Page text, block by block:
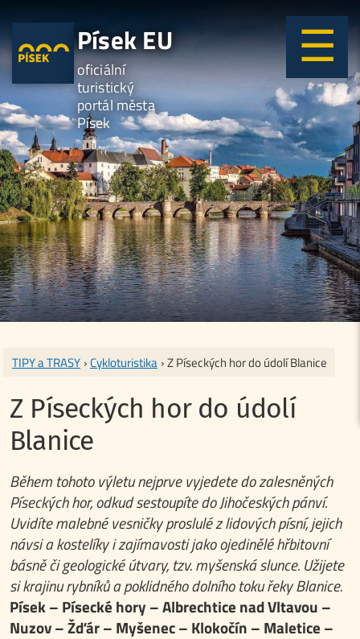
Písek EU
oficiální
turistický
portál města
Písek
TIPY a TRASY ›Cykloturistika › Z Píseckých hor do údolí Blanice
Z Píseckých hor do údolí
Blanice
Během tohoto výletu nejprve vyjedete do zalesněných
Píseckých hor, odkud sestoupíte do Jihočeských pánví.
Uvidíte malebné vesničky proslulé z lidových písní, jejich
návsi a kostelíky i zajímavosti jako ojedinělé hřbitovní
básně či geologické útvary, tzv. myšenská slunce. Užijete
si krajinu rybníků a poklidného dolního toku řeky Blanice.
Písek – Písecké hory – Albrechtice nad Vltavou –
Nuzov – Žďár – Myšenec – Klokočín – Maletice –